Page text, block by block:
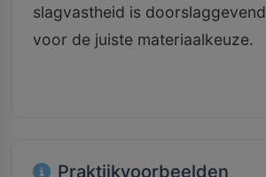
slagvastheid is doorslaggevend
voor de juiste materiaalkeuze.
Praktijkvoorbeelden